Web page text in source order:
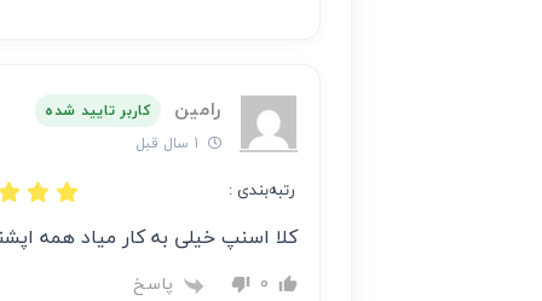
رامین
کاربر تایید شده
رتبه‌بندی :
کلا اسنپ خیلی به کار میاد همه
0 پاسخ